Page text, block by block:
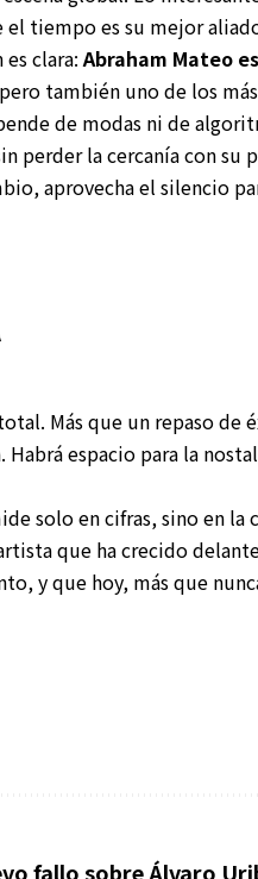
el tiempo es su mejor
clara: Abraham Mateo
también uno de los
de modas ni de
perder la cercanía con su
aprovecha el silencio
Más que un repaso de
espacio para la
solo en cifras, sino en la
que ha crecido
y que hoy, más que
fallo sobre Álvaro